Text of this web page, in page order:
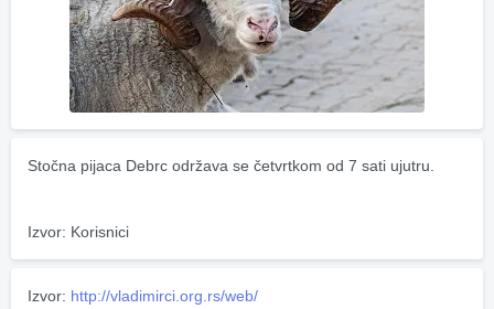
Stočna pijaca Debrc održava se četvrtkom od 7 sati ujutru.
Izvor: Korisnici
Izvor: http://vladimirci.org.rs/web/